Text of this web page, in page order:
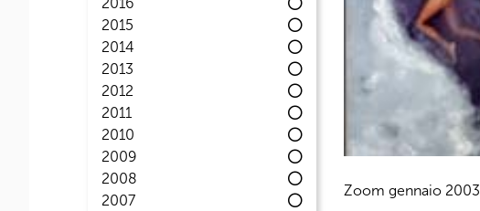
2015
2014
2013
2012
2011
2010
2009
2008
2007
Zoom gennaio 2003